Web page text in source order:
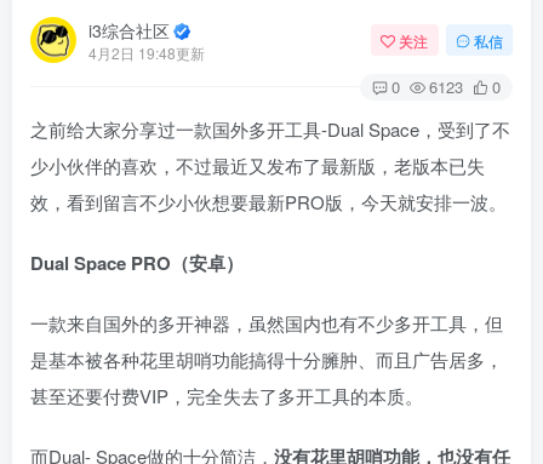
i3综合社区
4月2日 19:48更新
关注 私信
0 6123 0
之前给大家分享过一款国外多开工具-Dual Space，受到了不
少小伙伴的喜欢，不过最近又发布了最新版，老版本已失
效，看到留言不少小伙想要最新PRO版，今天就安排一波。
Dual Space PRO（安卓）
一款来自国外的多开神器，虽然国内也有不少多开工具，但
是基本被各种花里胡哨功能搞得十分臃肿、而且广告居多，
甚至还要付费VIP，完全失去了多开工具的本质。
而Dual- Space做的十分简洁， 没有花里胡哨功能，也没有任